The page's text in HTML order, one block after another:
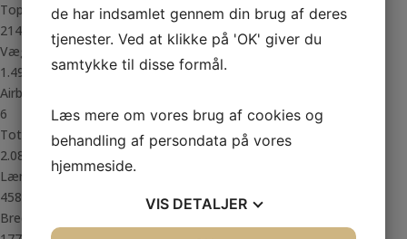
Topfart
214 km/t.
Vægt
1.490 kg.
Airbags
6
Totalvægt
2.080 kg.
Længde
458 cm.
Bredde
de har indsamlet gennem din brug af deres
tjenester. Ved at klikke på 'OK' giver du
samtykke til disse formål.
Læs mere om vores brug af cookies og
behandling af persondata på vores
hjemmeside.
VIS DETALJER